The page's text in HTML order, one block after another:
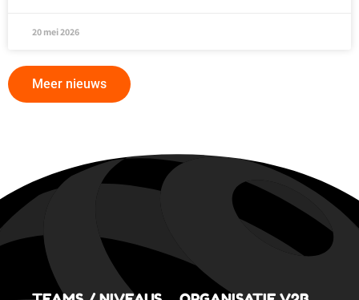
20 mei 2026
Meer nieuws